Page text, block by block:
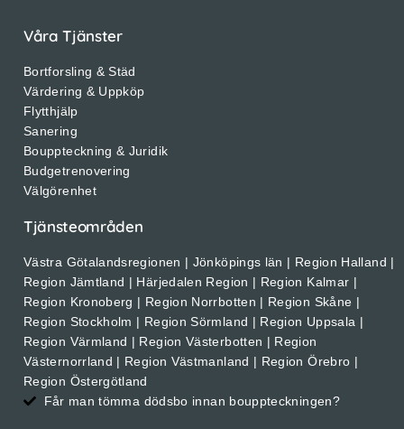
Våra Tjänster
Bortforsling & Städ
Värdering & Uppköp
Flytthjälp
Sanering
Bouppteckning & Juridik
Budgetrenovering
Välgörenhet
Tjänsteområden
Västra Götalandsregionen | Jönköpings län | Region Halland |
Region Jämtland | Härjedalen Region | Region Kalmar |
Region Kronoberg | Region Norrbotten | Region Skåne |
Region Stockholm | Region Sörmland | Region Uppsala |
Region Värmland | Region Västerbotten | Region
Västernorrland | Region Västmanland | Region Örebro |
Region Östergötland
Får man tömma dödsbo innan bouppteckningen?